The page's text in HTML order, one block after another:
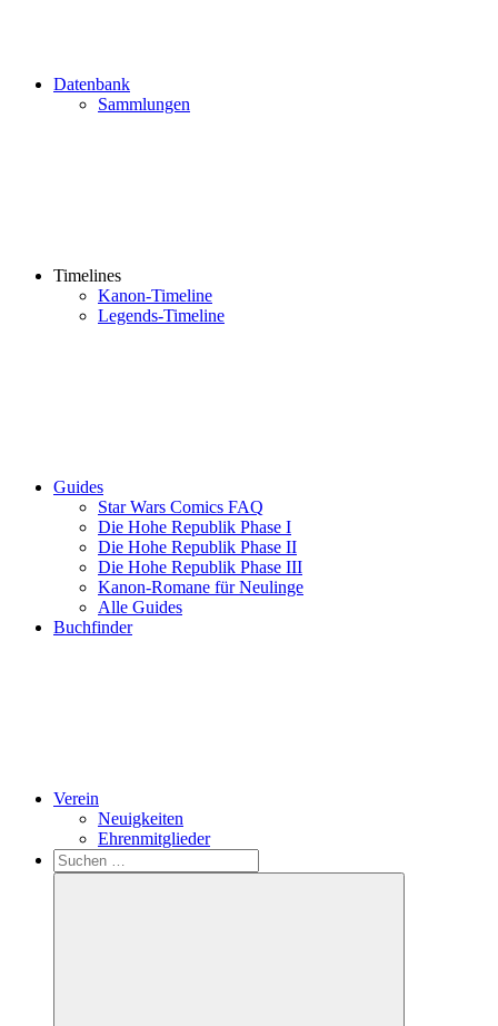
Datenbank
Sammlungen
Timelines
Kanon-Timeline
Legends-Timeline
Guides
Star Wars Comics FAQ
Die Hohe Republik Phase I
Die Hohe Republik Phase II
Die Hohe Republik Phase III
Kanon-Romane für Neulinge
Alle Guides
Buchfinder
Verein
Neuigkeiten
Ehrenmitglieder
Search
Suchen
nach: